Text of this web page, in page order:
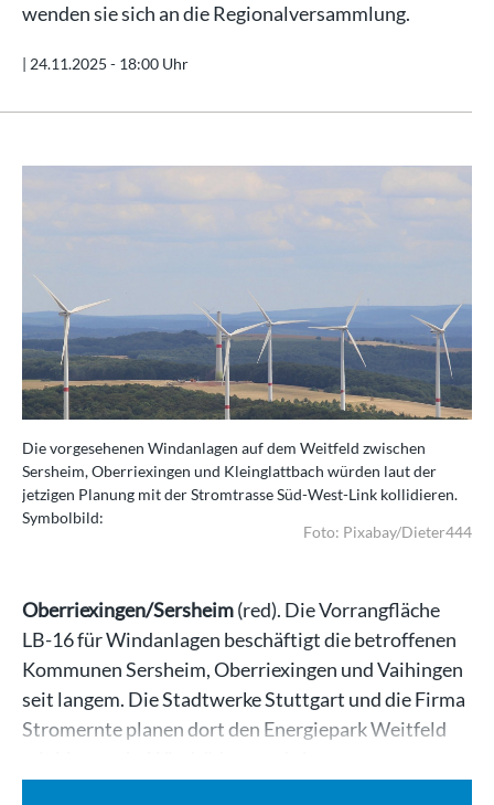
wenden sie sich an die Regionalversammlung.
| 24.11.2025 - 18:00 Uhr
Die vorgesehenen Windanlagen auf dem Weitfeld zwischen
Sersheim, Oberriexingen und Kleinglattbach würden laut der
jetzigen Planung mit der Stromtrasse Süd-West-Link kollidieren.
Symbolbild:
Foto: Pixabay/Dieter444
Oberriexingen/Sersheim(red). Die Vorrangfläche
LB-16 für Windanlagen beschäftigt die betroffenen
Kommunen Sersheim, Oberriexingen und Vaihingen
seit langem. Die Stadtwerke Stuttgart und die Firma
Stromernte planen dort den Energiepark Weitfeld